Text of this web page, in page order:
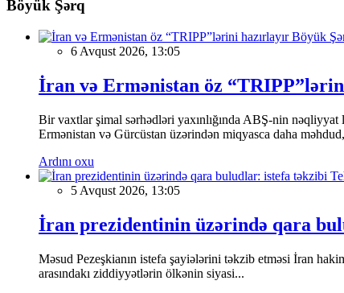
Böyük Şərq
Böyük
6 Avqust 2026, 13:05
İran və Ermənistan öz
Bir vaxtlar şimal sərhədləri yaxınlığında ABŞ-nin
Ermənistan və Gürcüstan üzərindən miqyasca daha
Ardını oxu
5 Avqust 2026, 13:05
İran prezidentinin üzərində qara
Məsud Pezeşkianın istefa şayiələrini təkzib etməsi İran
arasındakı ziddiyyətlərin ölkənin siyasi...